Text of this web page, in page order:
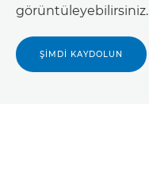
görüntüleyebilirsiniz.
ŞİMDİ KAYDOLUN